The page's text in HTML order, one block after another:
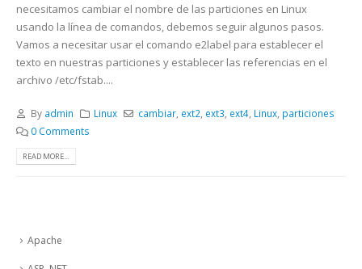
necesitamos cambiar el nombre de las particiones en Linux
usando la línea de comandos, debemos seguir algunos pasos.
Vamos a necesitar usar el comando e2label para establecer el
texto en nuestras particiones y establecer las referencias en el
archivo /etc/fstab....
By admin Linux cambiar ext2 ext3 ext4 Linux particiones
0 Comments
READ MORE...
Apache